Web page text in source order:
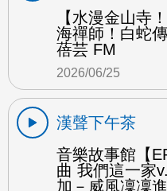
【水漫金山寺
海禪師！白蛇
蓓芸 FM
2026/06/25
漢聲下午茶
音樂故事館【
曲 我們這一家
加－威風凜凜